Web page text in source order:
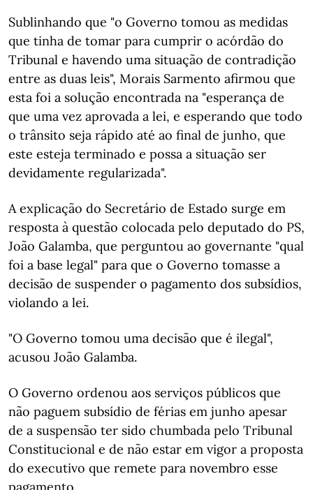
Sublinhando que "o Governo tomou as medidas
que tinha de tomar para cumprir o acórdão do
Tribunal e havendo uma situação de contradição
entre as duas leis", Morais Sarmento afirmou que
esta foi a solução encontrada na "esperança de
que uma vez aprovada a lei, e esperando que todo
o trânsito seja rápido até ao final de junho, que
este esteja terminado e possa a situação ser
devidamente regularizada".
A explicação do Secretário de Estado surge em
resposta à questão colocada pelo deputado do PS,
João Galamba, que perguntou ao governante "qual
foi a base legal" para que o Governo tomasse a
decisão de suspender o pagamento dos subsídios,
violando a lei.
"O Governo tomou uma decisão que é ilegal",
acusou João Galamba.
O Governo ordenou aos serviços públicos que
não paguem subsídio de férias em junho apesar
de a suspensão ter sido chumbada pelo Tribunal
Constitucional e de não estar em vigor a proposta
do executivo que remete para novembro esse